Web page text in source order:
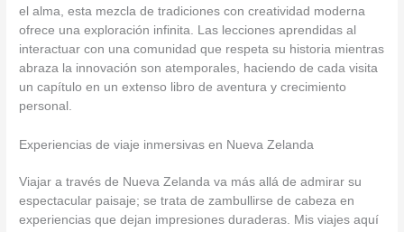
el alma, esta mezcla de tradiciones con creatividad moderna
ofrece una exploración infinita. Las lecciones aprendidas al
interactuar con una comunidad que respeta su historia mientras
abraza la innovación son atemporales, haciendo de cada visita
un capítulo en un extenso libro de aventura y crecimiento
personal.
Experiencias de viaje inmersivas en Nueva Zelanda
Viajar a través de Nueva Zelanda va más allá de admirar su
espectacular paisaje; se trata de zambullirse de cabeza en
experiencias que dejan impresiones duraderas. Mis viajes aquí